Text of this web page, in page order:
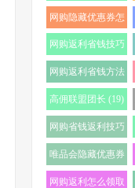
网购隐藏优惠券怎
么找 (38)
网购返利省钱技巧
(32)
网购返利省钱方法
(22)
高佣联盟团长 (19)
网购省钱返利技巧
(18)
唯品会隐藏优惠券
怎么找 (17)
网购返利怎么领取